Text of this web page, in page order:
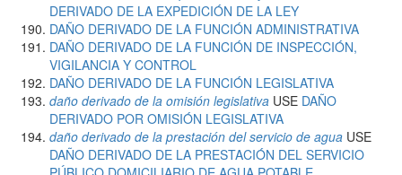
DERIVADO DE LA EXPEDICIÓN DE LA LEY
DAÑO DERIVADO DE LA FUNCIÓN ADMINISTRATIVA
DAÑO DERIVADO DE LA FUNCIÓN DE INSPECCIÓN,
VIGILANCIA Y CONTROL
DAÑO DERIVADO DE LA FUNCIÓN LEGISLATIVA
daño derivado de la omisión legislativa USE DAÑO
DERIVADO POR OMISIÓN LEGISLATIVA
daño derivado de la prestación del servicio de agua USE
DAÑO DERIVADO DE LA PRESTACIÓN DEL SERVICIO